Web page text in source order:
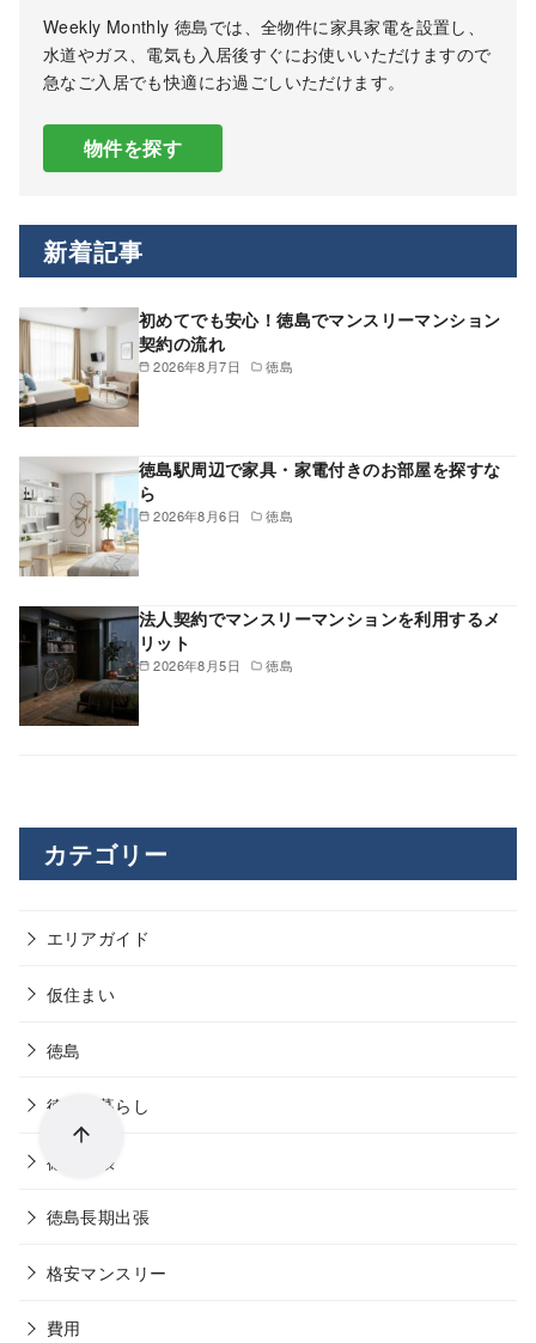
Weekly Monthly 徳島では、全物件に家具家電を設置し、
水道やガス、電気も入居後すぐにお使いいただけますので
急なご入居でも快適にお過ごしいただけます。
物件を探す
新着記事
2026年8月7日 徳島
初めてでも安心！徳島でマンスリーマンション
契約の流れ
2026年8月6日 徳島
徳島駅周辺で家具・家電付きのお部屋を探すな
ら
2026年8月5日 徳島
法人契約でマンスリーマンションを利用するメ
リット
カテゴリー
エリアガイド
仮住まい
徳島
徳島の暮らし
徳島出張
徳島長期出張
格安マンスリー
費用